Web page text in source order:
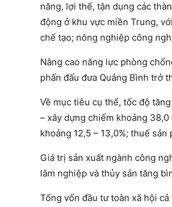
năng, lợi thế, tận dụng các
động ở khu vực miền Trung,
chế tạo; nông nghiệp công
Nâng cao năng lực phòng
phấn đấu đưa Quảng Bình trở
Về mục tiêu cụ thể, tốc độ
– xây dựng chiếm khoảng
khoảng 12,5 – 13,0%; thuế
Giá trị sản xuất ngành công
lâm nghiệp và thủy sản tăng
Tổng vốn đầu tư toàn xã hội